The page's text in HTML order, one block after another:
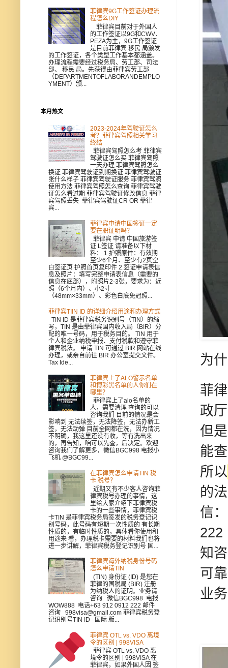
为
菲
政
但
能
所以
的
信
222
知
可
业
菲律宾9G工作签证办理流
程怎么DIY
菲律宾目前对于外国人
的工作签证以9G和CWV、
PEZA为主，9G工作签证
是目前菲律宾 移民 局颁发
的工作签证，各个类型工作基本都涵盖。
办理流程需要经过税务局、劳工部、司法
部、 移民 局。先获得由菲律宾劳工部
（DEPARTMENTOFLABORANDEMPLO
YMENT）颁...
本月热文
2023-2024年驾驶证怎么
考？菲律宾驾照相关学习
终结
菲律宾驾照怎么考 菲律宾
驾驶证怎么买 菲律宾驾照
一天办理 菲律宾驾照怎么
换证 菲律宾驾驶证到期换证 菲律宾驾驶证
张什么样子 菲律宾驾驶证服务 菲律宾驾照
使用方法 菲律宾驾照怎么查询 菲律宾驾驶
证怎么看过期 菲律宾驾驶证修改信息 菲律
宾驾照丢失 菲律宾驾驶证CR OR 菲律
宾...
菲律宾申请中国签证一定
要在职证明吗？
菲律宾 申请 中国旅游签
证 L签证 请准备以下材
料： 1.护照原件：有效期
至少6个月、至少有2页空
白签证页 护照首页复印件 2.签证申请表信
息及照片：填写完整申请表信息（需要的
信息在底部），附照片2-3张，要求为：近
照（6个月内）、小2寸
（48mm×33mm）、彩色白底免冠照...
菲律宾TIIN ID 的详细介绍用途和办理方式
TIN ID 是菲律宾税务识别号（TIN）的缩
写，TIN 是由菲律宾国内收入局（BIR）分
配的唯一号码，用于税务目的。 TIN 用于
个人和企业纳税申报、支付税款和遵守菲
律宾税法。 申请 TIN 可通过 BIR 网站在线
办理，或亲自前往 BIR 办公室提交文件。
Tax Ide...
菲律宾上了ALO警示名单
和博彩黑名单的人你们在
哪里？
菲律宾上了alo名单的
人，需要清理 查询的可以
咨询我们 目前的情况是会
影响到 无法续签，无法降签，无法办新工
签，无法动弹 目前全网都在洗，因为情况
不明确，我这里还没有收，等有洗出来
的，再告知，咱可以先查，后决定。欢迎
咨询我们了解更多，微信BGC998 电报小
飞机 @BGC99...
在菲律宾怎么申请TIN 税
卡 税号？
近期又有不少客人咨询菲
律宾税号办理的事情，这
里给大家介绍下菲律宾税
卡的一些事情，菲律宾税
卡TIN 是菲律宾税务局签发的税务登记识
别号码，此号码有短期一次性质的 有长期
性质的，有临时性质的，具体看你使用和
用途来 看，办理税卡需要的材料我们也将
进一步讲解，菲律宾税务登记识别号 国...
菲律宾海外纳税身份号码
怎么申请TIN
(TIN) 身份证 (ID) 是您在
菲律的国税局 (BIR) 注册
为纳税人的证明。业务请
咨询 微信BGC998 电报
WOW888 电话+63 912 0912 222 邮件
咨询 998visa@gmail.com 菲律宾税务登
记识别号TIN ID 国际 版...
菲律宾 OTL vs. VDO 离境
令的区别 | 998VISA
菲律宾 OTL vs. VDO 离
境令的区别 | 998VISA 在
菲律宾，如果外国人因 签